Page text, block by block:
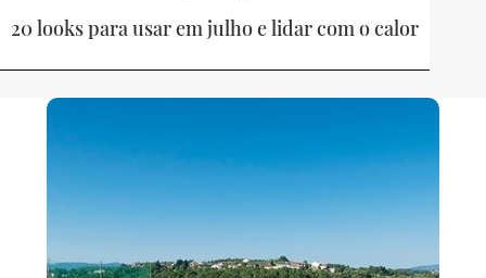
20 looks para usar em julho e lidar com o calor